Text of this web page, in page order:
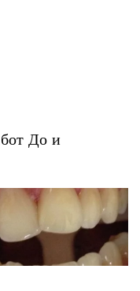
До и